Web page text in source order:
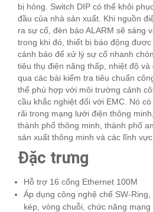
bị hỏng. Switch DIP có thể khôi
đầu của nhà sản xuất. Khi nguồn
ra sự cố, đèn báo ALARM sẽ sáng
trong khi đó, thiết bị báo động
cảnh báo để xử lý sự cố nhanh
tiêu thụ điện năng thấp, nhiệt độ
qua các bài kiểm tra tiêu chuẩn
thể phù hợp với môi trường cảnh
cầu khắc nghiệt đối với EMC. Nó
rãi trong mạng lưới điện thông
thành phố thông minh, thành phố
sản xuất thông minh và các lĩnh
Đặc trưng
Hỗ trợ 16 cổng Ethernet 100M
Áp dụng công nghệ chế SW-
kép, vòng chuỗi, chức năng